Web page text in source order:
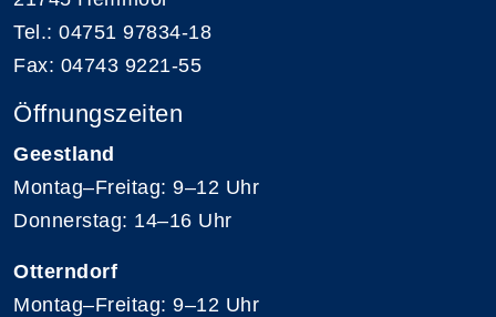
Tel.: 04751 97834-18
Fax: 04743 9221-55
Öffnungszeiten
Geestland
Montag–Freitag: 9–12 Uhr
Donnerstag: 14–16 Uhr
Otterndorf
Montag–Freitag: 9–12 Uhr